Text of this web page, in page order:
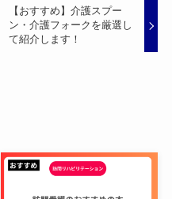
【おすすめ】介護スプー
ン・介護フォークを厳選し
て紹介します！